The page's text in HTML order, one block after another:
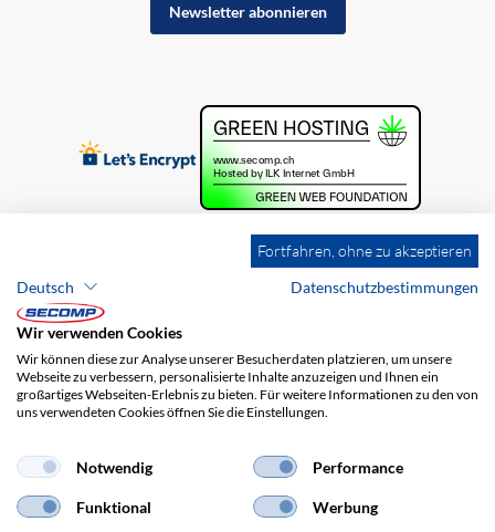
Newsletter abonnieren
Brands Impressum
AGB
Haftungsausschluss
Versandkosten
Fortfahren, ohne zu akzeptieren
Deutsch
Datenschutzbestimmungen
Wir verwenden Cookies
Wir können diese zur Analyse unserer Besucherdaten platzieren, um unsere
Webseite zu verbessern, personalisierte Inhalte anzuzeigen und Ihnen ein
großartiges Webseiten-Erlebnis zu bieten. Für weitere Informationen zu den von
uns verwendeten Cookies öffnen Sie die Einstellungen.
Notwendig Performance
Funktional Werbung